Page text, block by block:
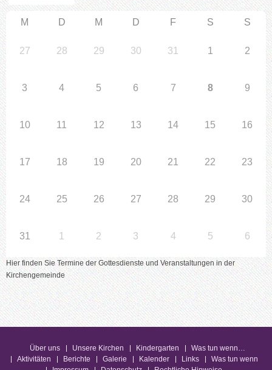
M D M D F S S
27 28 29 30 31 1 2
3 4 5 6 7 8 9
10 11 12 13 14 15 16
17 18 19 20 21 22 23
24 25 26 27 28 29 30
31 1 2 3 4 5 6
Hier finden Sie Termine der Gottesdienste und Veranstaltungen in der
Kirchengemeinde
Über uns Unsere Kirchen Kindergarten
Was tun wenn…
Aktivitäten
Berichte Galerie Kalender Links
Was tun wenn